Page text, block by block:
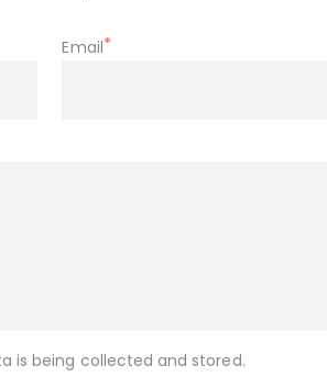
Email
is being collected and stored.